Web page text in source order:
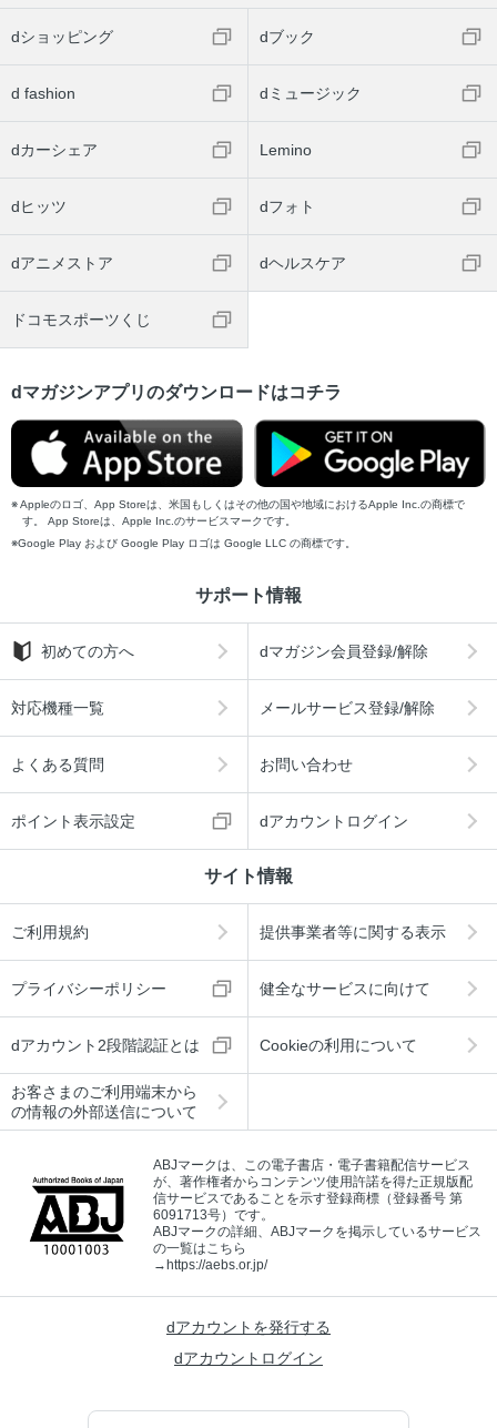
dショッピング dブック
d fashion dミュージック
dカーシェア Lemino
dヒッツ dフォト
dアニメストア dヘルスケア
ドコモスポーツくじ
dマガジンアプリのダウンロードはコチラ
Appleのロゴ、App Storeは、米国もしくはその他の国や地域におけるApple Inc.の商標で
す。 App Storeは、Apple Inc.のサービスマークです。
Google Play および Google Play ロゴは Google LLC の商標です。
サポート情報
初めての方へ dマガジン会員登録/解除
対応機種一覧 メールサービス登録/解除
よくある質問 お問い合わせ
ポイント表示設定 dアカウントログイン
サイト情報
ご利用規約 提供事業者等に関する表示
プライバシーポリシー 健全なサービスに向けて
dアカウント2段階認証とは Cookieの利用について
お客さまのご利用端末から
の情報の外部送信について
ABJマークは、この電子書店・電子書籍配信サービス
が、著作権者からコンテンツ使用許諾を得た正規版配
信サービスであることを示す登録商標（登録番号 第
6091713号）です。
ABJマークの詳細、ABJマークを掲示しているサービス
の一覧はこちら
→ https://aebs.or.jp/
dアカウントを発行する
dアカウントログイン